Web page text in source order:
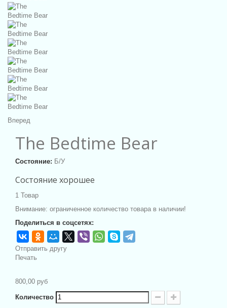
Вперед
The Bedtime Bear
Состояние: Б/У
Состояние хорошее
1 Товар
Внимание: ограниченное количество товара в наличии!
Поделиться в соцсетях:
Отправить другу
Печать
800,00 руб
Количество